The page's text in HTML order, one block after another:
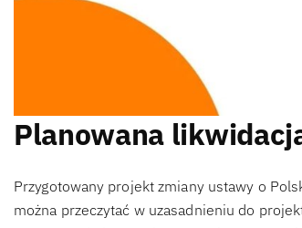
Planowana
Przygotowany projekt zmiany ustawy o
można przeczytać w uzasadnieniu do